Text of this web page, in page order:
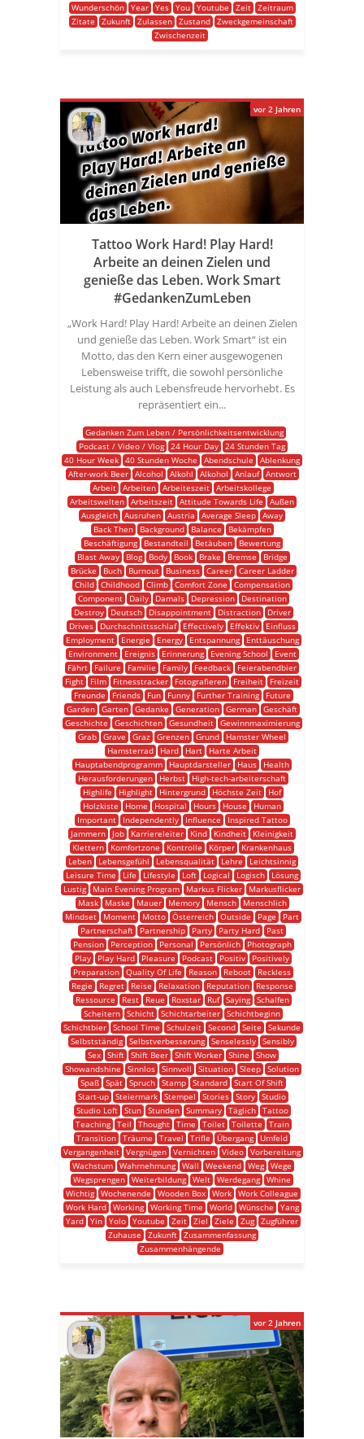
Wunderschön
Year Yes You Youtube Zeit
Zeitraum
Zitate
Zukunft Zulassen Zustand
Zweckgemeinschaft
Zwischenzeit
Tattoo Work Hard! Play Hard!
Arbeite an deinen Zielen und
genieße das Leben. Work Smart
#GedankenZumLeben
„Work Hard! Play Hard! Arbeite an deinen Zielen
und genieße das Leben. Work Smart“ ist ein
Motto, das den Kern einer ausgewogenen
Lebensweise trifft, die sowohl persönliche
Leistung als auch Lebensfreude hervorhebt. Es
repräsentiert ein...
Gedanken Zum Leben / Persönlichkeitsentwicklung
Podcast / Video / Vlog 24 Hour Day 24 Stunden Tag
40 Hour Week 40 Stunden Woche Abendschule
Ablenkung
After-work Beer
Alcohol Alkohl Alkohol Anlauf
Antwort
Arbeit Arbeiten Arbeiteszeit Arbeitskollege
Arbeitswelten Arbeitszeit Attitude Towards Life
Außen
Ausgleich Ausruhen Austria Average Sleep Away
Back Then
Background Balance
Bekämpfen
Beschäftigung
Bestandteil Betäuben
Bewertung
Blast Away
Blog Body Book Brake Bremse
Bridge
Brücke
Buch Burnout Business Career
Career Ladder
Child
Childhood Climb Comfort Zone
Compensation
Component
Daily Damals Depression
Destination
Destroy
Deutsch Disappointment Distraction
Driver
Drives
Durchschnittsschlaf Effectively Effektiv
Einfluss
Employment
Energie Energy Entspannung
Enttäuschung
Environment
Ereignis Erinnerung Evening School
Event
Fährt
Failure Familie Family Feedback
Feierabendbier
Fight
Film Fitnesstracker Fotografieren Freiheit
Freizeit
Freunde
Friends Fun Funny Further Training
Future
Garden Garten Gedanke Generation German Geschäft
Geschichte
Geschichten Gesundheit
Gewinnmaximierung
Grab Grave Graz Grenzen Grund
Hamster Wheel
Hamsterrad
Hard Hart
Harte Arbeit
Hauptabendprogramm
Hauptdarsteller Haus
Health
Herausforderungen
Herbst
High-tech-arbeiterschaft
Highlife
Highlight Hintergrund Höchste Zeit
Hof
Holzkiste
Home Hospital Hours House
Human
Important
Independently Influence
Inspired Tattoo
Jammern
Job Karriereleiter Kind Kindheit
Kleinigkeit
Klettern
Komfortzone Kontrolle Körper
Krankenhaus
Leben
Lebensgefühl Lebensqualität Lehre
Leichtsinnig
Leisure Time
Life Lifestyle Loft Logical Logisch
Lösung
Lustig
Main Evening Program Markus Flicker
Markusflicker
Mask
Maske Mauer Memory Mensch
Menschlich
Mindset
Moment Motto Österreich Outside Page
Part
Partnerschaft
Partnership Party Party Hard
Past
Pension
Perception Personal Persönlich
Photograph
Play
Play Hard Pleasure Podcast Positiv
Positively
Preparation Quality Of Life Reason Reboot
Reckless
Regie
Regret Reise Relaxation Reputation
Response
Ressource
Rest Reue Roxstar Ruf Saying
Schalfen
Scheitern Schicht Schichtarbeiter Schichtbeginn
Schichtbier School Time Schulzeit Second Seite
Sekunde
Selbstständig
Selbstverbesserung Senselessly
Sensibly
Sex Shift Shift Beer Shift Worker Shine
Show
Showandshine
Sinnlos Sinnvoll Situation Sleep Solution
Spaß Spät Spruch Stamp Standard Start Of Shift
Start-up Steiermark Stempel Stories Story Studio
Studio Loft
Stun Stunden Summary Täglich
Tattoo
Teaching
Teil Thought Time Toilet Toilette
Train
Transition Träume Travel Trifle Übergang
Umfeld
Vergangenheit Vergnügen Vernichten Video Vorbereitung
Wachstum Wahrnehmung Wall Weekend Weg Wege
Wegsprengen Weiterbildung Welt Werdegang Whine
Wichtig Wochenende Wooden Box Work Work Colleague
Work Hard
Working Working Time World Wünsche
Yang
Yard Yin Yolo Youtube Zeit Ziel Ziele Zug Zugführer
Zuhause
Zukunft Zusammenfassung
Zusammenhängende
vor 2 Jahren
vor 2 Jahren